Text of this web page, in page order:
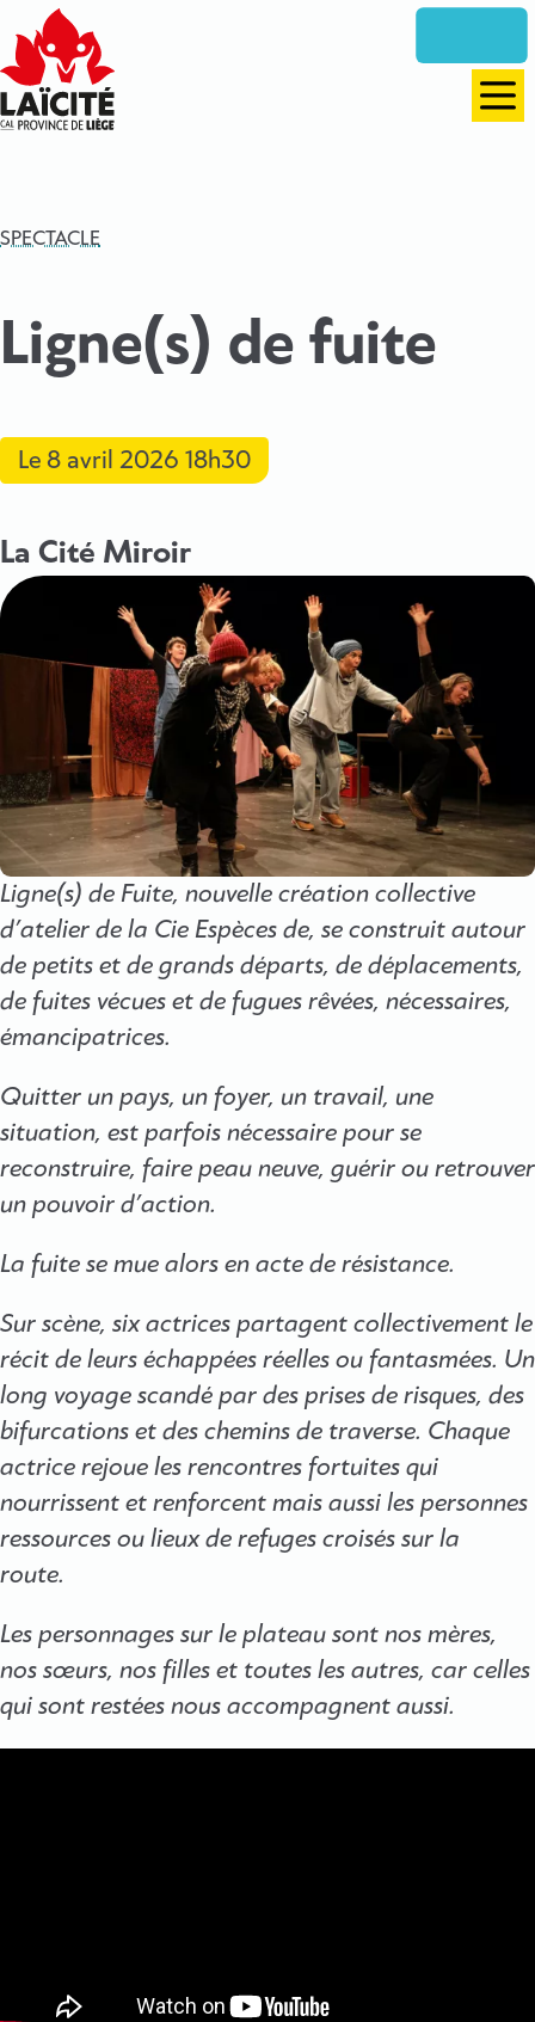
directement
vers
le
contenu
SPECTACLE
Ligne(s) de fuite
Le 8 avril 2026 18h30
La Cité Miroir
Ligne(s) de Fuite, nouvelle création collective
d’atelier de la Cie Espèces de, se construit autour
de petits et de grands départs, de déplacements,
de fuites vécues et de fugues rêvées, nécessaires,
émancipatrices.
Quitter un pays, un foyer, un travail, une
situation, est parfois nécessaire pour se
reconstruire, faire peau neuve, guérir ou retrouver
un pouvoir d’action.
La fuite se mue alors en acte de résistance.
Sur scène, six actrices partagent collectivement le
récit de leurs échappées réelles ou fantasmées. Un
long voyage scandé par des prises de risques, des
bifurcations et des chemins de traverse. Chaque
actrice rejoue les rencontres fortuites qui
nourrissent et renforcent mais aussi les personnes
ressources ou lieux de refuges croisés sur la
route.
Les personnages sur le plateau sont nos mères,
nos sœurs, nos filles et toutes les autres, car celles
qui sont restées nous accompagnent aussi.